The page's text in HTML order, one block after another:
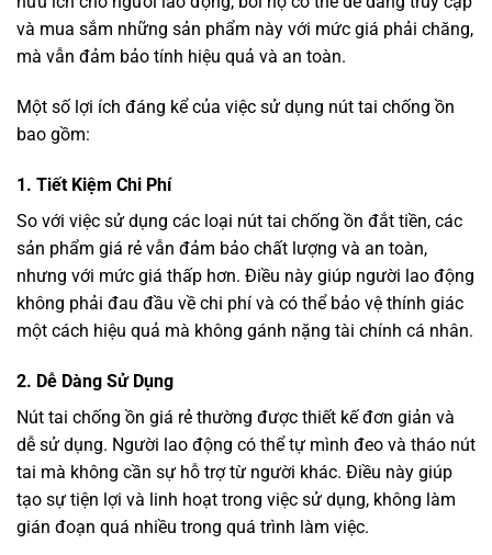
và mua sắm những sản phẩm này với mức giá phải chăng,
mà vẫn đảm bảo tính hiệu quả và an toàn.
Một số lợi ích đáng kể của việc sử dụng nút tai chống ồn
bao gồm:
1. Tiết Kiệm Chi Phí
So với việc sử dụng các loại nút tai chống ồn đắt tiền, các
sản phẩm giá rẻ vẫn đảm bảo chất lượng và an toàn,
nhưng với mức giá thấp hơn. Điều này giúp người lao động
không phải đau đầu về chi phí và có thể bảo vệ thính giác
một cách hiệu quả mà không gánh nặng tài chính cá nhân.
2. Dễ Dàng Sử Dụng
Nút tai chống ồn giá rẻ thường được thiết kế đơn giản và
dễ sử dụng. Người lao động có thể tự mình đeo và tháo nút
tai mà không cần sự hỗ trợ từ người khác. Điều này giúp
tạo sự tiện lợi và linh hoạt trong việc sử dụng, không làm
gián đoạn quá nhiều trong quá trình làm việc.